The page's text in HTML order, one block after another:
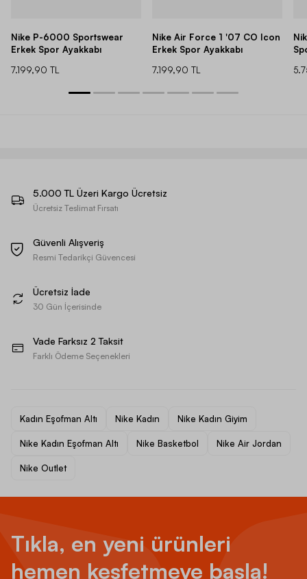
Nike P-6000 Sportswear
Erkek Spor Ayakkabı
7.199,90 TL
Nike Air Force 1 '07 CO Icon
Erkek Spor Ayakkabı
7.199,90 TL
5.000 TL Üzeri Kargo Ücretsiz
Ücretsiz Teslimat Fırsatı
Güvenli Alışveriş
Resmi Tedarikçi Güvencesi
Ücretsiz İade
30 Gün İçerisinde
Vade Farksız 2 Taksit
Farklı Ödeme Seçenekleri
Kadın Eşofman Altı Nike Kadın Nike Kadın Giyim
Nike Kadın Eşofman Altı Nike Basketbol Nike Air Jordan
Nike Outlet
Tıkla, en yeni ürünleri
hemen keşfetmeye başla!